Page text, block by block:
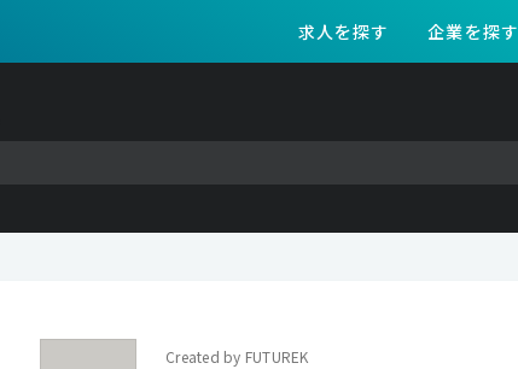
求人を探す 企業を探す
Created by FUTUREK